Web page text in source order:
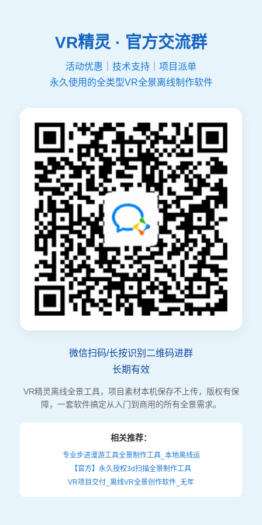
VR精灵 · 官方交流群
活动优惠｜技术支持｜项目派单
永久使用的全类型VR全景离线制作软件
微信扫码/长按识别二维码进群
长期有效
VR精灵离线全景工具，项目素材本机保存不上传，版权有保
障，一套软件搞定从入门到商用的所有全景需求。
相关推荐：
专业步进漫游工具全景制作工具_本地离线运
【官方】永久授权3d扫描全景制作工具
VR项目交付_离线VR全景创作软件_无年